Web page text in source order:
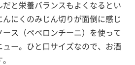
だと栄養バランスもよくなるとい
んにくのみじん切りが面倒に感じ
ス（ペペロンチーニ）を使って
ュー。ひと口サイズなので、お酒